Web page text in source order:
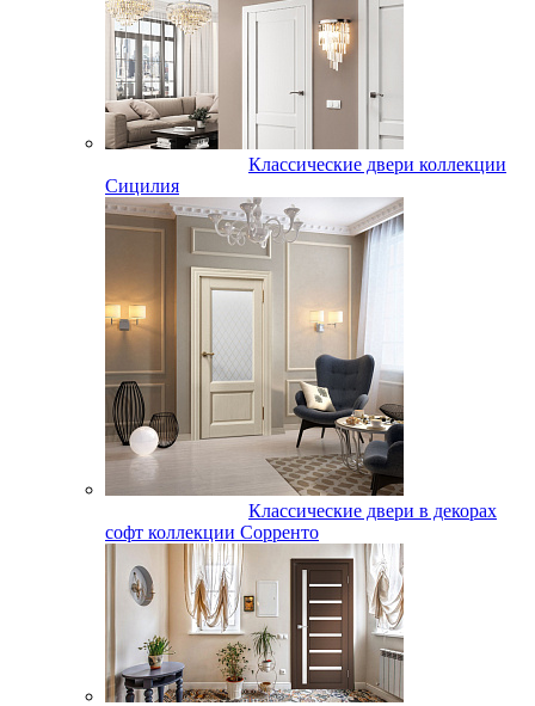
Классические двери коллекции
Сицилия
Классические двери в декорах
софт коллекции Сорренто